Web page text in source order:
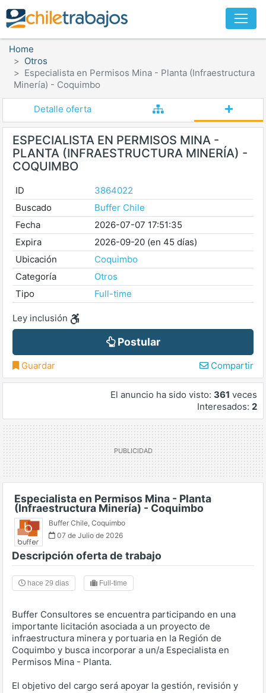
Home
Otros
Especialista en Permisos Mina - Planta (Infraestructura
Minería) - Coquimbo
Detalle oferta
ESPECIALISTA EN PERMISOS MINA -
PLANTA (INFRAESTRUCTURA MINERÍA) -
COQUIMBO
ID
3864022
Buscado
Buffer Chile
Fecha
2026-07-07 17:51:35
Expira
2026-09-20 (en 45 días)
Ubicación
Coquimbo
Categoría
Otros
Tipo
Full-time
Ley inclusión
Postular
Guardar Compartir
El anuncio ha sido visto: 361 veces
Interesados: 2
Especialista en Permisos Mina - Planta
(Infraestructura Minería) - Coquimbo
Buffer Chile, Coquimbo
07 de Julio de 2026
Descripción oferta de trabajo
hace 29 dias Full-time
Buffer Consultores se encuentra participando en una
importante licitación asociada a un proyecto de
infraestructura minera y portuaria en la Región de
Coquimbo y busca incorporar a un/a Especialista en
Permisos Mina - Planta.
El objetivo del cargo será apoyar la gestión, revisión y